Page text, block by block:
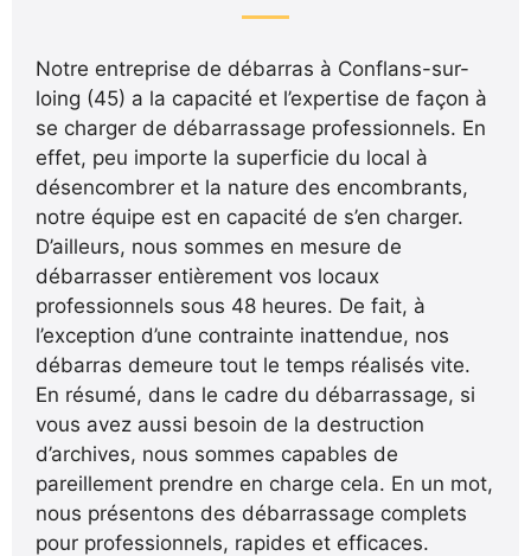
Notre entreprise de débarras à Conflans-sur-
loing (45) a la capacité et l’expertise de façon à
se charger de débarrassage professionnels. En
effet, peu importe la superficie du local à
désencombrer et la nature des encombrants,
notre équipe est en capacité de s’en charger.
D’ailleurs, nous sommes en mesure de
débarrasser entièrement vos locaux
professionnels sous 48 heures. De fait, à
l’exception d’une contrainte inattendue, nos
débarras demeure tout le temps réalisés vite.
En résumé, dans le cadre du débarrassage, si
vous avez aussi besoin de la destruction
d’archives, nous sommes capables de
pareillement prendre en charge cela. En un mot,
nous présentons des débarrassage complets
pour professionnels, rapides et efficaces.